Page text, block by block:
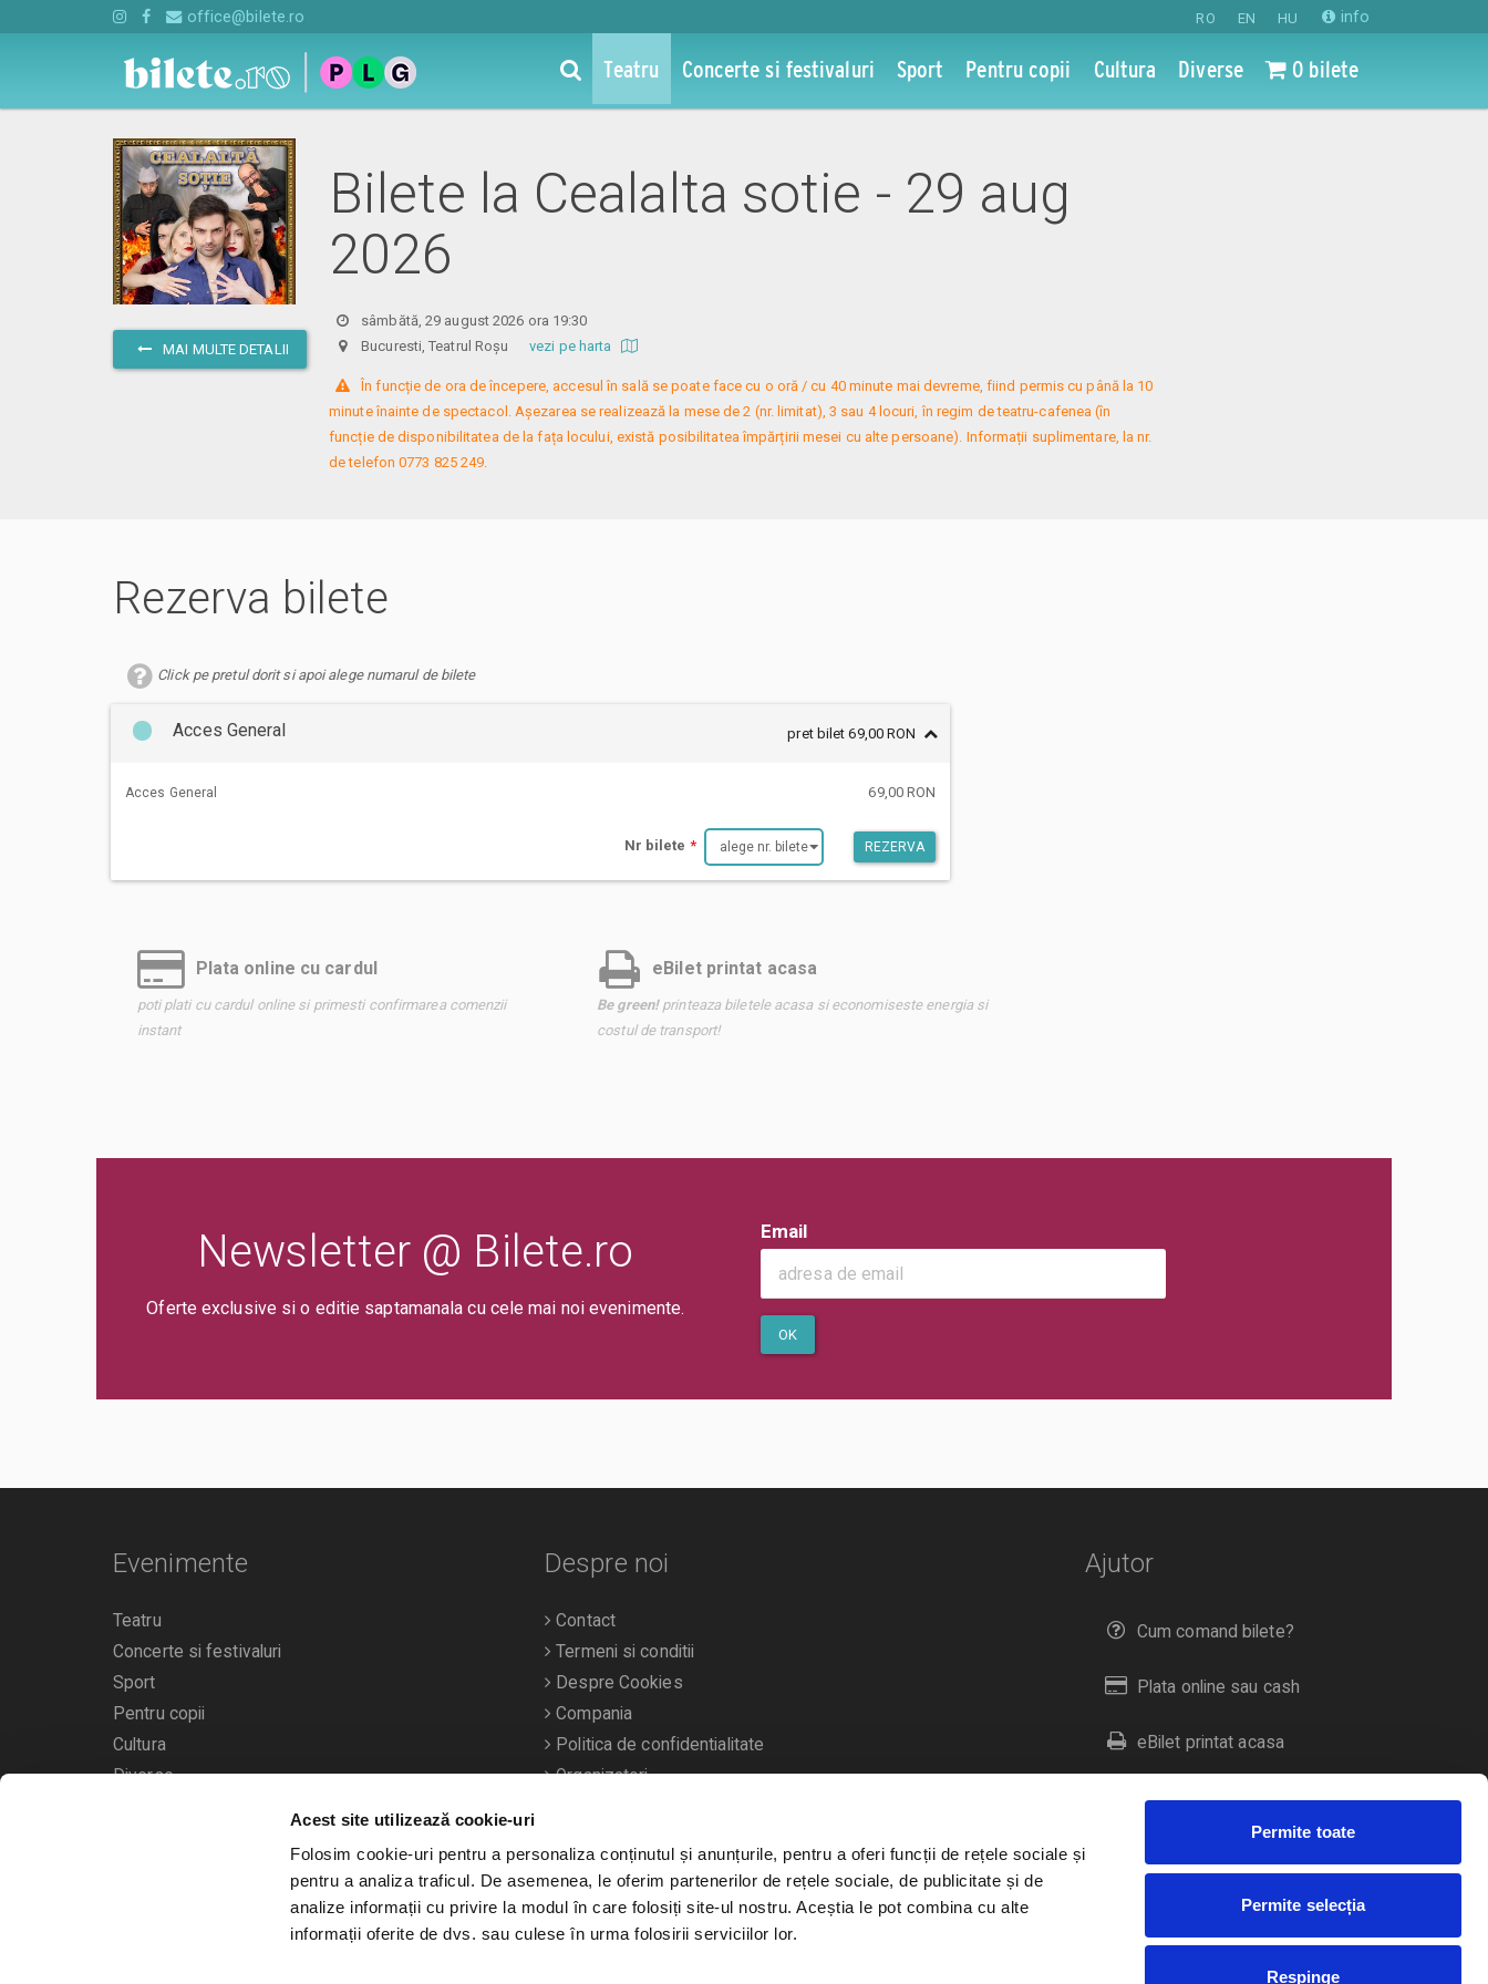
Acest site utilizează cookie-uri
Folosim cookie-uri pentru a personaliza conținutul și anunțurile, pentru a oferi funcții de rețele sociale și
pentru a analiza traficul. De asemenea, le oferim partenerilor de rețele sociale, de publicitate și de
analize informații cu privire la modul în care folosiți site-ul nostru. Aceștia le pot combina cu alte
informații oferite de dvs. sau culese în urma folosirii serviciilor lor.
Permite toate
Permite selecția
Respinge
RO EN HU info
office@bilete.ro
Teatru Concerte si festivaluri Sport Pentru copii Cultura Diverse 0 bilete
MAI MULTE DETALII
Bilete la Cealalta sotie - 29 aug
2026
sâmbătă, 29 august 2026 ora 19:30
Bucuresti, Teatrul Roșu vezi pe harta
În funcție de ora de începere, accesul în sală se poate face cu o oră / cu 40 minute mai devreme, fiind permis cu până la 10
minute înainte de spectacol. Așezarea se realizează la mese de 2 (nr. limitat), 3 sau 4 locuri, în regim de teatru-cafenea (în
funcție de disponibilitatea de la fața locului, există posibilitatea împărțirii mesei cu alte persoane). Informații suplimentare, la nr.
de telefon 0773 825 249.
Rezerva bilete
Click pe pretul dorit si apoi alege numarul de bilete
Acces General pret bilet 69,00 RON
Acces General 69,00 RON
Nr bilete * REZERVA
Plata online cu cardul
poti plati cu cardul online si primesti confirmarea comenzii
instant
eBilet printat acasa
Be green!printeaza biletele acasa si economiseste energia si
costul de transport!
Newsletter @ Bilete.ro
Oferte exclusive si o editie saptamanala cu cele mai noi evenimente.
Email
OK
Ajutor
Cum comand bilete?
Plata online sau cash
eBilet printat acasa
Livrare prin curier
Duplicare bilete
Evenimente
Teatru
Concerte si festivaluri
Sport
Pentru copii
Cultura
Diverse
Calendarul evenimentelor
Despre noi
Contact
Termeni si conditii
Despre Cookies
Compania
Politica de confidentialitate
Organizatori